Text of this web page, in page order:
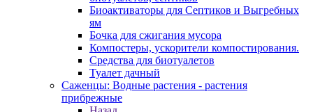
Биоактиваторы для Септиков и Выгребных
ям
Бочка для сжигания мусора
Компостеры, ускорители компостирования.
Средства для биотуалетов
Туалет дачный
Саженцы: Водные растения - растения
прибрежные